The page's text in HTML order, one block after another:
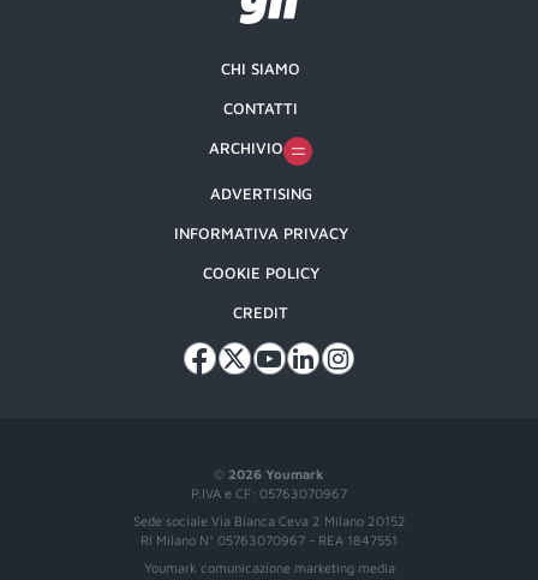
© 2026 Youmark
P.IVA e CF: 05763070967
Sede sociale Via Bianca Ceva 2 Milano 20152
RI Milano N° 05763070967 - REA 1847551
Youmark comunicazione marketing media
CHI SIAMO
CONTATTI
ARCHIVIO
ADVERTISING
INFORMATIVA PRIVACY
COOKIE POLICY
CREDIT